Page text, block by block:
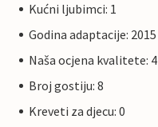
Kućni ljubimci: 1
Godina adaptacije: 2015
Naša ocjena kvalitete: 4
Broj gostiju: 8
Kreveti za djecu: 0